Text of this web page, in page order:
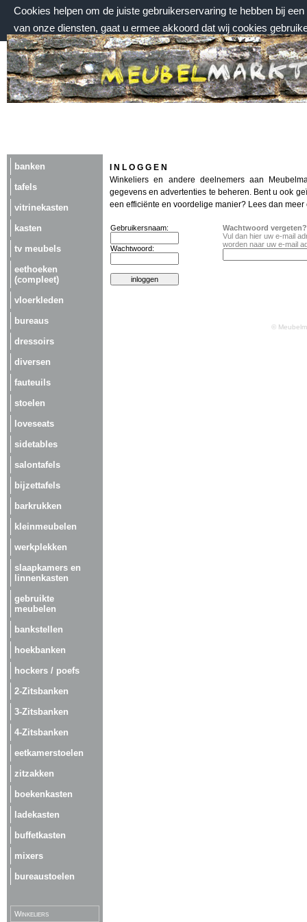
Cookies helpen om de juiste gebruikerservaring te hebben bij
van onze diensten, gaat u ermee akkoord dat wij cookies
vrijdag 7 augustus 2026, 22:55 uur
Welkom bij Meubelmarktplein.nl
banken
tafels
vitrinekasten
kasten
tv meubels
eethoeken
(compleet)
vloerkleden
bureaus
dressoirs
diversen
fauteuils
stoelen
loveseats
sidetables
salontafels
bijzettafels
barkrukken
kleinmeubelen
werkplekken
slaapkamers en
linnenkasten
gebruikte
meubelen
bankstellen
hoekbanken
hockers / poefs
2-Zitsbanken
3-Zitsbanken
4-Zitsbanken
eetkamerstoelen
zitzakken
boekenkasten
ladekasten
buffetkasten
mixers
bureaustoelen
Winkeliers
I N L O G G E N
Winkeliers en andere deelnemers aan
gegevens en advertenties te beheren. Bent u ook
een efficiënte en voordelige manier? Lees dan
Gebruikersnaam:
Wachtwoord:
Wachtwoord vergeten?
Vul dan hier uw e-mail
worden naar uw e-mail
©